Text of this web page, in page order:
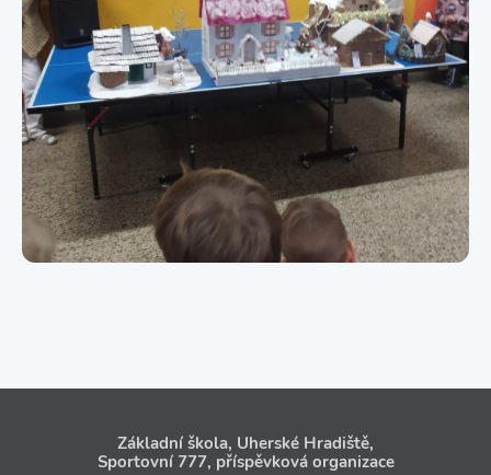
Základní škola, Uherské Hradiště,
Sportovní 777, příspěvková organizace